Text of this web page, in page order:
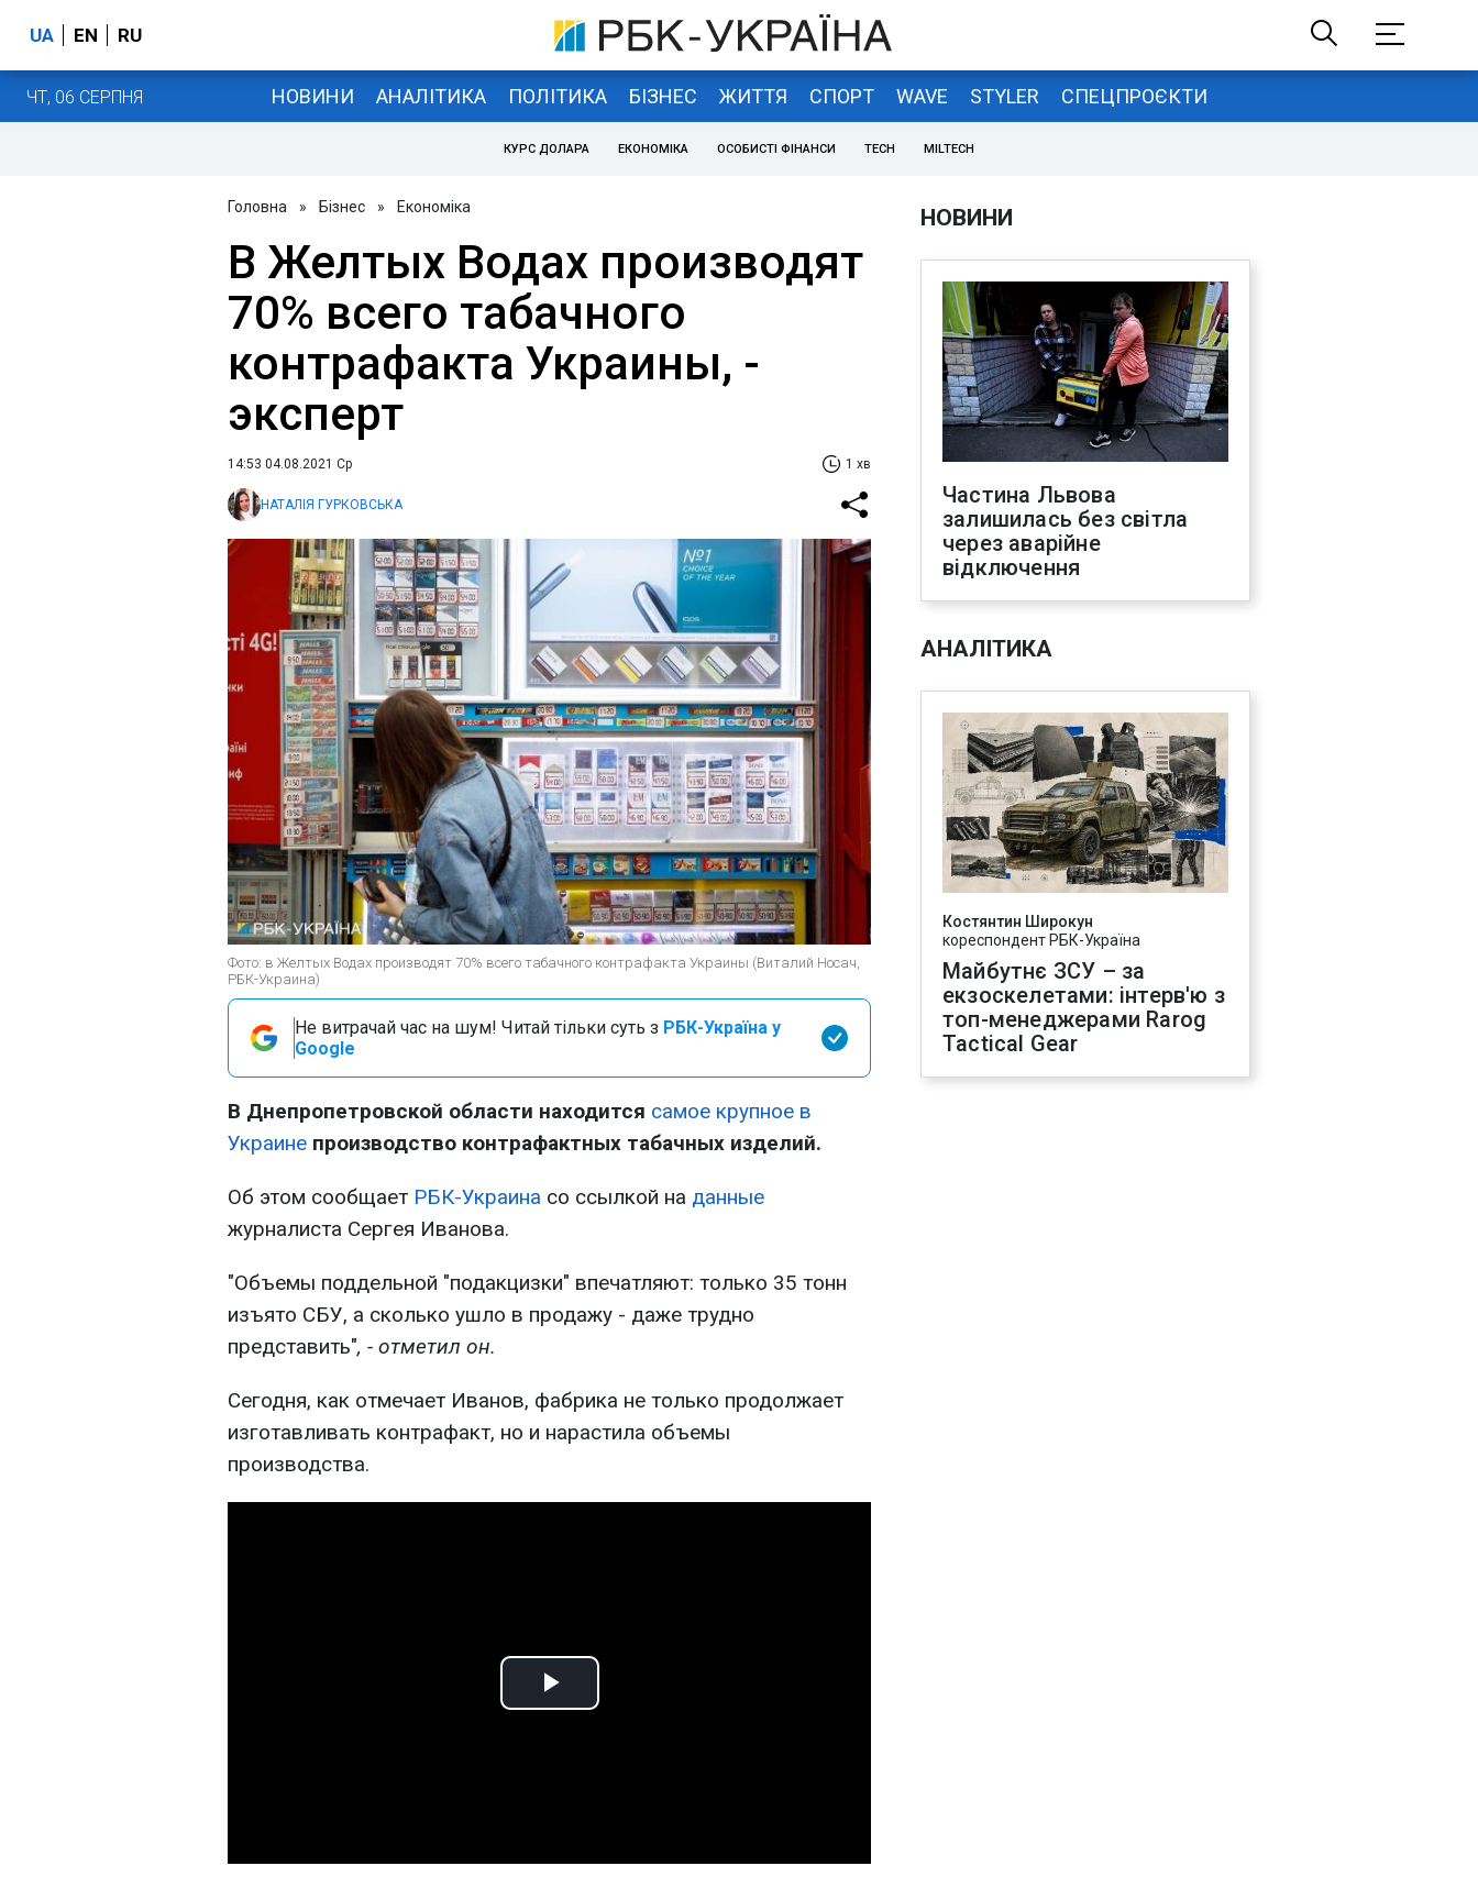
UA EN RU
ЧТ, 06 СЕРПНЯ НОВИНИ АНАЛІТИКА ПОЛІТИКА БІЗНЕС ЖИТТЯ СПОРТ WAVE STYLER СПЕЦПРОЄКТИ
КУРС ДОЛАРА ЕКОНОМІКА ОСОБИСТІ ФІНАНСИ TECH MILTECH
Головна » Бізнес » Економіка
В Желтых Водах производят
70% всего табачного
контрафакта Украины, -
эксперт
14:53 04.08.2021 Ср 1 хв
НАТАЛІЯ ГУРКОВСЬКА
Фото: в Желтых Водах производят 70% всего табачного контрафакта Украины (Виталий Носач,
РБК-Украина)
Не витрачай час на шум! Читай тільки суть з РБК-Україна у
Google
В Днепропетровской области находится самое крупное в
Украине производство контрафактных табачных изделий.
Об этом сообщает РБК-Украина со ссылкой на данные
журналиста Сергея Иванова.
"Объемы поддельной "подакцизки" впечатляют: только 35 тонн
изъято СБУ, а сколько ушло в продажу - даже трудно
представить", - отметил он.
Сегодня, как отмечает Иванов, фабрика не только продолжает
изготавливать контрафакт, но и нарастила объемы
производства.
Play
НОВИНИ
Частина Львова
залишилась без світла
через аварійне
відключення
АНАЛІТИКА
Костянтин Широкун
кореспондент РБК-Україна
Майбутнє ЗСУ – за
екзоскелетами: інтерв'ю з
топ-менеджерами Rarog
Tactical Gear